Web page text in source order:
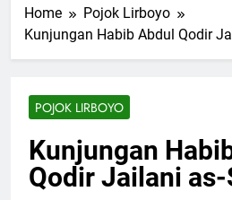
Home
Pojok Lirboyo
Kunjungan Habib Abdul Qodir
POJOK LIRBOYO
Kunjungan
Qodir Jailani